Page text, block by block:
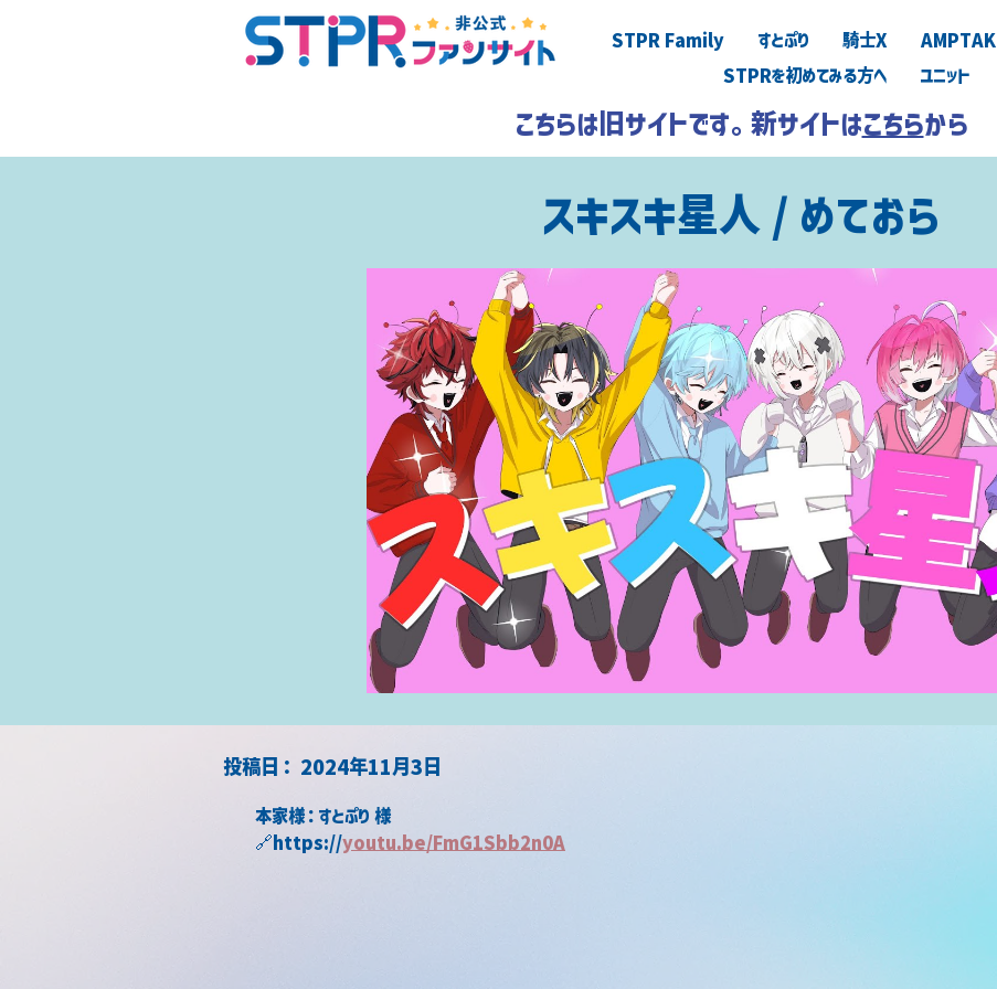
STPR Family すとぷり 騎士X AMPTAK
STPRを初めてみる方へ
ユニット
こちらは旧サイトです。新サイトはこちらから
スキスキ星人 / めておら
2024年11月3日
​投稿日：
本家様：すとぷり 様
🔗https://youtu.be/FmG1Sbb2n0A